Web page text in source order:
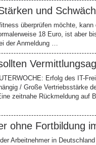
und
überprüfen möchte,
18 Euro, ist aber
der Anmeldung …
Erfolg des IT-
/ Große Vertriebsstärke
zeitnahe Rückmeldung auf
ohne Fortbildung
Arbeitnehmer in